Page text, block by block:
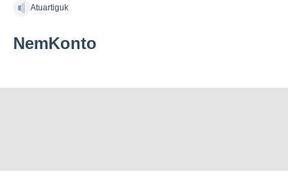
Atuartiguk
NemKonto